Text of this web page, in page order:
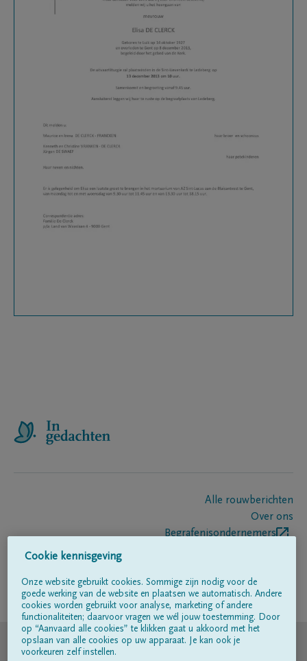
Alle rouwberichten
Over ons
Begrafenisondernemers
Volg ons op
© DELA
Cookie kennisgeving
Onze website gebruikt cookies. Sommige zijn nodig voor de
goede werking van de website en plaatsen we automatisch. Andere
cookies worden gebruikt voor analyse, marketing of andere
functionaliteiten; daarvoor vragen we wél jouw toestemming. Door
op “Aanvaard alle cookies” te klikken gaat u akkoord met het
opslaan van alle cookies op uw apparaat. Je kan ook je
voorkeuren zelf instellen.